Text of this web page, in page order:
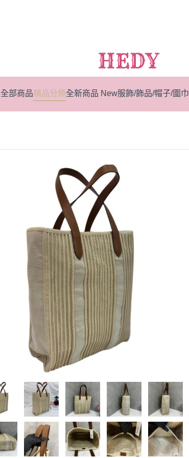
HEDY
全部商品精品分類全新商品 New服飾/飾品/帽子/圍巾